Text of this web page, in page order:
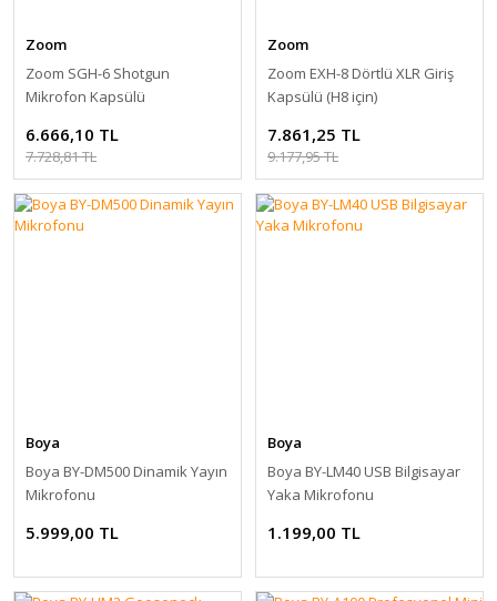
Zoom
Zoom SGH-6 Shotgun
Mikrofon Kapsülü
6.666,10 TL
7.728,81 TL
Zoom
Zoom EXH-8 Dörtlü XLR Giriş
Kapsülü (H8 için)
7.861,25 TL
9.177,95 TL
Boya
Boya BY-DM500 Dinamik Yayın
Mikrofonu
5.999,00 TL
Boya
Boya BY-LM40 USB Bilgisayar
Yaka Mikrofonu
1.199,00 TL